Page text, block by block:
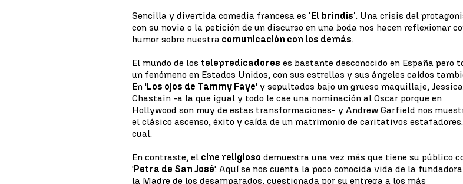
Sencilla y divertida comedia francesa es 'El brindis'. Una crisis del
con su novia o la petición de un discurso en una boda nos hacen reflexionar
humor sobre nuestra comunicación con los demás.
El mundo de los telepredicadores es bastante desconocido en España pero
un fenómeno en Estados Unidos, con sus estrellas y sus ángeles caídos
En 'Los ojos de Tammy Faye' y sepultados bajo un grueso maquillaje, Jessica
Chastain -a la que igual y todo le cae una nominación al Oscar porque en
Hollywood son muy de estas transformaciones- y Andrew Garfield nos
el clásico ascenso, éxito y caída de un matrimonio de caritativos
cual.
En contraste, el cine religioso demuestra una vez más que tiene su público
'Petra de San José'. Aquí se nos cuenta la poco conocida vida de la
la Madre de los desamparados, cuestionada por su entrega a los más